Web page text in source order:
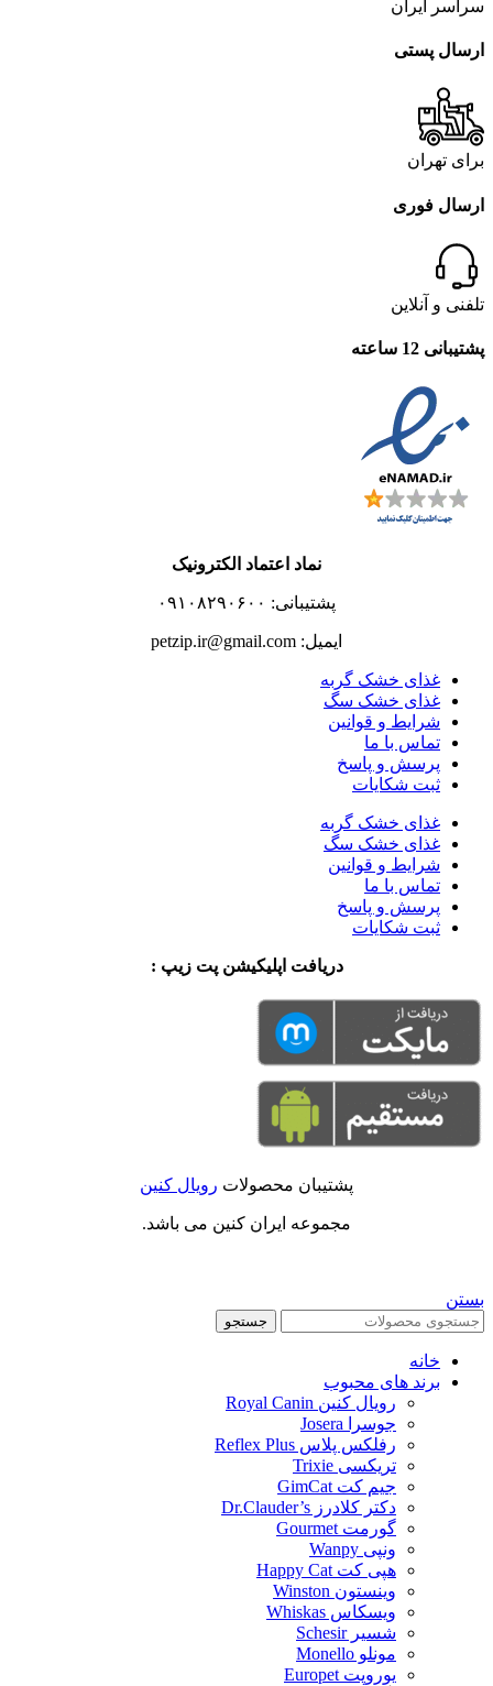
سراسر ایران
ارسال پستی
برای تهران
ارسال فوری
تلفنی و آنلاین
پشتیبانی 12 ساعته
نماد اعتماد الکترونیک
پشتیبانی: ۰۹۱۰۸۲۹۰۶۰۰
ایمیل: petzip.ir@gmail.com
غذای خشک گربه
غذای خشک سگ
شرایط و قوانین
تماس با ما
پرسش و پاسخ
ثبت شکایات
غذای خشک گربه
غذای خشک سگ
شرایط و قوانین
تماس با ما
پرسش و پاسخ
ثبت شکایات
دریافت اپلیکیشن پت زیپ :
پشتیبان محصولات رویال کنین
مجموعه ایران کنین می باشد.
بستن
جستجو
خانه
برند های محبوب
رویال کنین Royal Canin
جوسرا Josera
رفلکس پلاس Reflex Plus
تریکسی Trixie
جیم کت GimCat
دکتر کلادرز Dr.Clauder’s
گورمت Gourmet
ونپی Wanpy
هپی کت Happy Cat
وینستون Winston
ویسکاس Whiskas
شسیر Schesir
مونلو Monello
یوروپت Europet